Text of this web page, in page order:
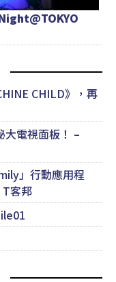
CHILD》，再
大電視面板！ –
」行動應用程
T客邦